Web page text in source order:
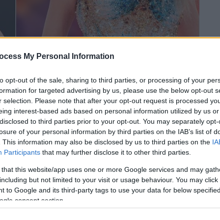
My Personal Information
opt-out of the sale, sharing to third parties, or processing of your
for targeted advertising by us, please use the below opt-out
selection. Please note that after your opt-out request is processed
interest-based ads based on personal information utilized by us
to third parties prior to your opt-out. You may separately
of your personal information by third parties on the IAB’s list of
This information may also be disclosed by us to third parties on the
Participants that may further disclose it to other third parties.
that this website/app uses one or more Google services and may
but not limited to your visit or usage behaviour. You may
to Google and its third-party tags to use your data for below
consent section.
το ΕΘΝΟΣ στη Google
που θα αναλάβει το πολυπόθητο
συνεχίζεται με έντονο ενδιαφέρον,
σκηνής έχουν βρεθεί στο επίκεντρο